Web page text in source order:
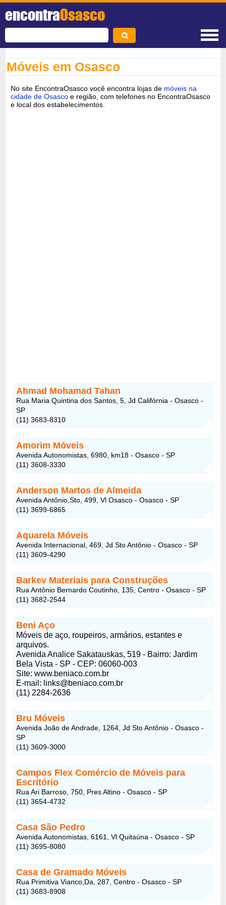
encontraOsasco
Móveis em Osasco
No site EncontraOsasco você encontra lojas de móveis na
cidade de Osasco e região, com telefones no EncontraOsasco
e local dos estabelecimentos.
Ahmad Mohamad Tahan
Rua Maria Quintina dos Santos, 5, Jd Califórnia - Osasco -
SP
(11) 3683-8310
Amorim Móveis
Avenida Autonomistas, 6980, km18 - Osasco - SP
(11) 3608-3330
Anderson Martos de Almeida
Avenida Antônio,Sto, 499, Vl Osasco - Osasco - SP
(11) 3699-6865
Aquarela Móveis
Avenida Internacional, 469, Jd Sto Antônio - Osasco - SP
(11) 3609-4290
Barkev Materiais para Construções
Rua Antônio Bernardo Coutinho, 135, Centro - Osasco - SP
(11) 3682-2544
Beni Aço
Móveis de aço, roupeiros, armários, estantes e
arquivos.
Avenida Analice Sakatauskas, 519 - Bairro: Jardim
Bela Vista - SP - CEP: 06060-003
Site: www.beniaco.com.br
E-mail: links@beniaco.com.br
(11) 2284-2636
Bru Móveis
Avenida João de Andrade, 1264, Jd Sto Antônio - Osasco -
SP
(11) 3609-3000
Campos Flex Comércio de Móveis para
Escritório
Rua Ari Barroso, 750, Pres Altino - Osasco - SP
(11) 3654-4732
Casa São Pedro
Avenida Autonomistas, 6161, Vl Quitaúna - Osasco - SP
(11) 3695-8080
Casa de Gramado Móveis
Rua Primitiva Vianco,Da, 287, Centro - Osasco - SP
(11) 3683-8908